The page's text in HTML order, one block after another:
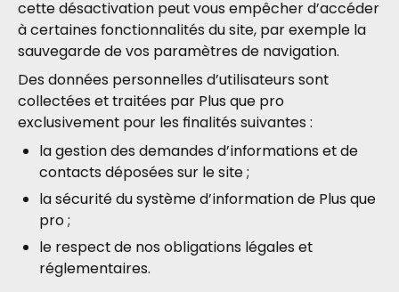
cette désactivation peut vous empêcher d’accéder
à certaines fonctionnalités du site, par exemple la
sauvegarde de vos paramètres de navigation.
Des données personnelles d’utilisateurs sont
collectées et traitées par Plus que pro
exclusivement pour les finalités suivantes :
la gestion des demandes d’informations et de
contacts déposées sur le site ;
la sécurité du système d’information de Plus que
pro ;
le respect de nos obligations légales et
réglementaires.